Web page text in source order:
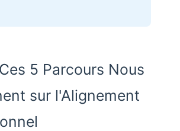
5 Parcours Nous
sur l'Alignement